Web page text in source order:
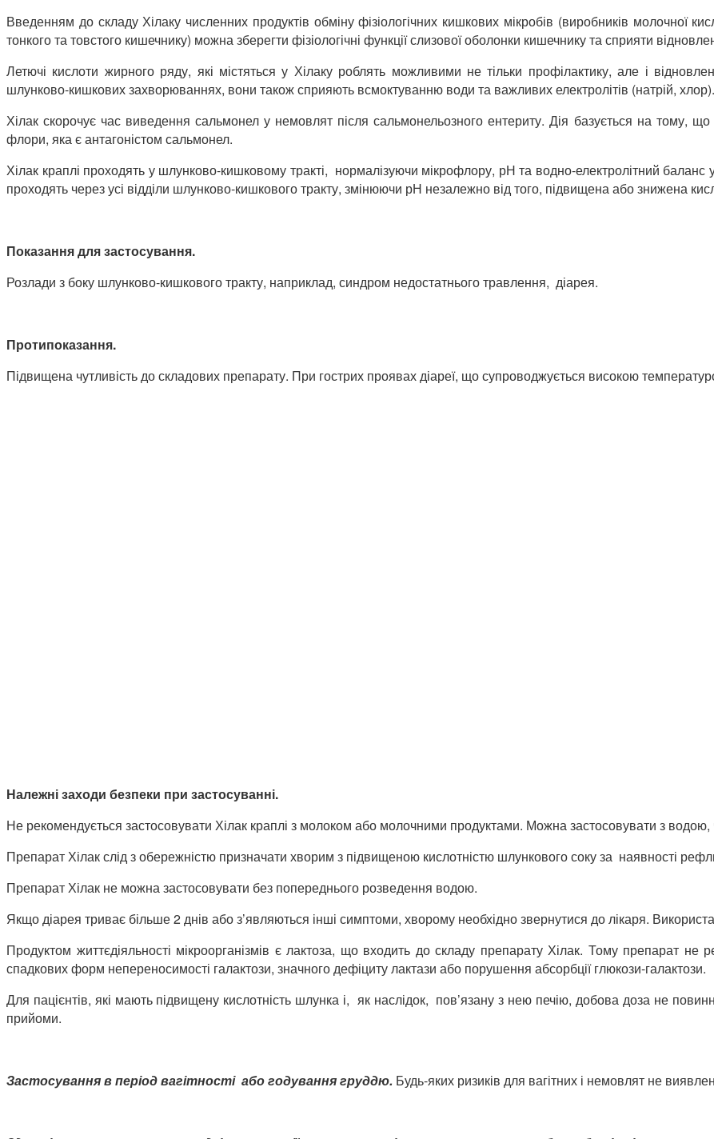
Введенням до складу Хілаку численних продуктів обміну фізіологічних кишкових мікробів (виробників молочної
тонкого та товстого кишечнику) можна зберегти фізіологічні функції слизової оболонки кишечнику та сприяти
Летючі кислоти жирного ряду, які містяться у Хілаку роблять можливими не тільки профілактику, але і
шлунково-кишкових захворюваннях, вони також сприяють всмоктуванню води та важливих електролітів (натрій, хлор).
Хілак скорочує час виведення сальмонел у немовлят після сальмонельозного ентериту. Дія базується на тому,
флори, яка є антагоністом сальмонел.
Хілак краплі проходять у шлунково-кишковому тракті, нормалізуючи мікрофлору, рН та водно-електролітний
проходять через усі відділи шлунково-кишкового тракту, змінюючи рН незалежно від того, підвищена або знижена
Показаннядля застосування.
Розлади з боку шлунково-кишкового тракту, наприклад, синдром недостатнього травлення, діарея.
Протипоказання.
Підвищена чутливість до складових препарату. При гострих проявах діареї, що супроводжується високою
Належні заходи безпеки при застосуванні.
Не рекомендується застосовувати Хілак краплі з молоком або молочними продуктами. Можна застосовувати з
Препарат Хілак слід з обережністю призначати хворим з підвищеною кислотністю шлункового соку за наявності
Препарат Хілак не можна застосовувати без попереднього розведення водою.
Якщо діарея триває більше 2 днів або з’являються інші симптоми, хворому необхідно звернутися до лікаря.
Продуктом життєдіяльності мікроорганізмів є лактоза, що входить до складу препарату Хілак. Тому препарат не
спадкових форм непереносимості галактози, значного дефіциту лактази або порушення абсорбції глюкози-галактози.
Для пацієнтів, які мають підвищену кислотність шлунка і, як наслідок, пов’язану з нею печію, добова доза не
прийоми.
Застосування в період вагітності або годування груддю. Будь-яких ризиків для вагітних і немовлят не